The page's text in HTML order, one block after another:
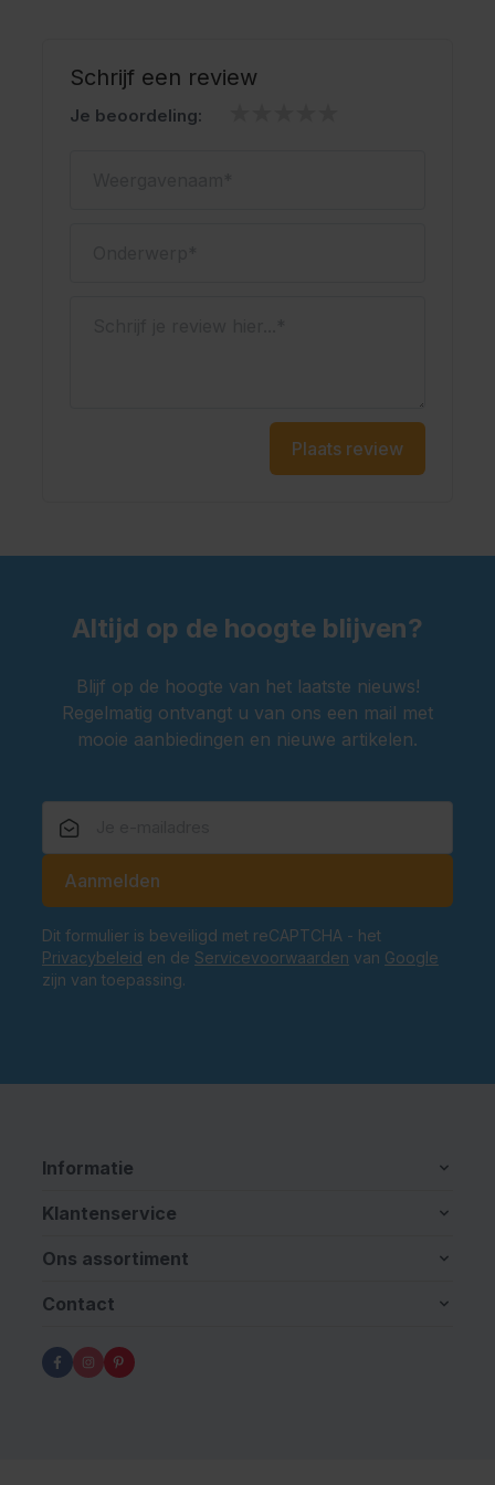
Schrijf een review
Je beoordeling:
Plaats review
Altijd op de hoogte blijven?
Blijf op de hoogte van het laatste nieuws!
Regelmatig ontvangt u van ons een mail met
mooie aanbiedingen en nieuwe artikelen.
Aanmelden
Dit formulier is beveiligd met reCAPTCHA - het
Privacybeleid en de Servicevoorwaarden van Google
zijn van toepassing.
Informatie
Klantenservice
Ons assortiment
Contact